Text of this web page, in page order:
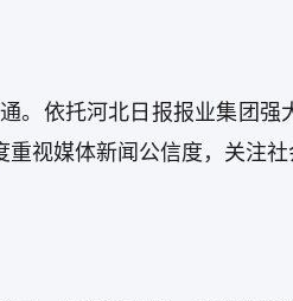
。依托河北日报报业集团
视媒体新闻公信度，关注